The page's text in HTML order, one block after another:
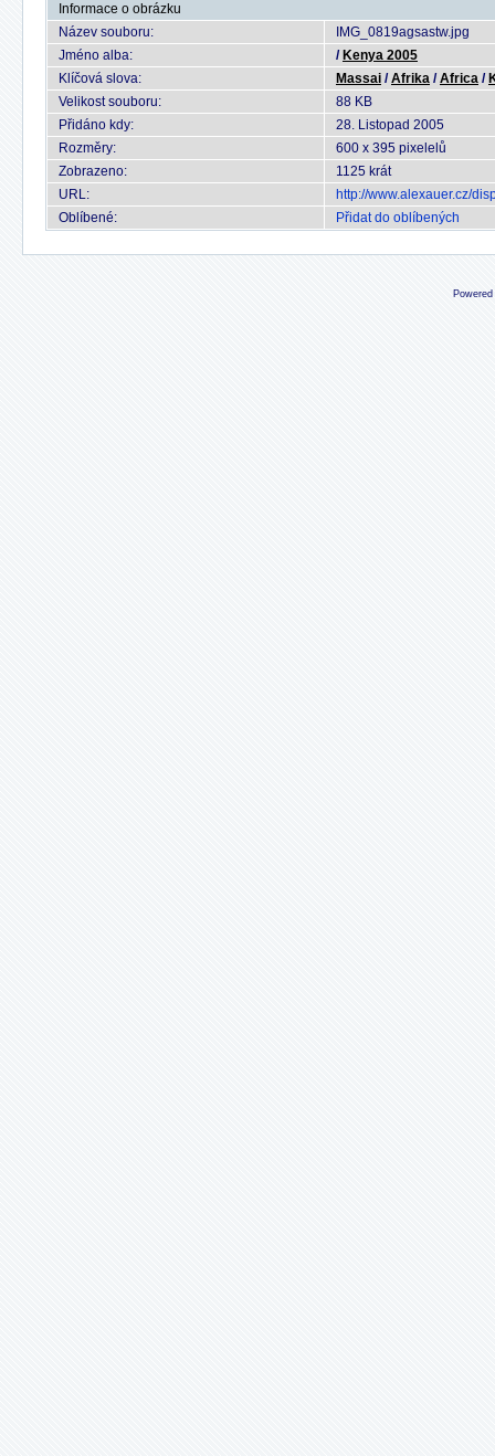
Informace o obrázku
Název souboru:
IMG_0819agsastw.jpg
Jméno alba:
/ Kenya 2005
Klíčová slova:
Massai /Afrika /Africa /
Velikost souboru:
88 KB
Přidáno kdy:
28. Listopad 2005
Rozměry:
600 x 395 pixelelů
Zobrazeno:
1125 krát
URL:
http://www.alexauer.cz/
Oblíbené:
Přidat do oblíbených